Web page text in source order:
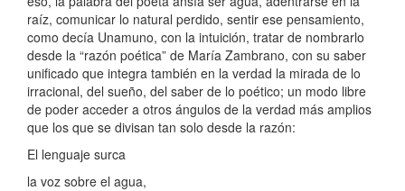
raíz, comunicar lo natural perdido, sentir ese pensamiento,
como decía Unamuno, con la intuición, tratar de nombrarlo
desde la “razón poética” de María Zambrano, con su saber
unificado que integra también en la verdad la mirada de lo
irracional, del sueño, del saber de lo poético; un modo libre
de poder acceder a otros ángulos de la verdad más amplios
que los que se divisan tan solo desde la razón:
El lenguaje surca
la voz sobre el agua,